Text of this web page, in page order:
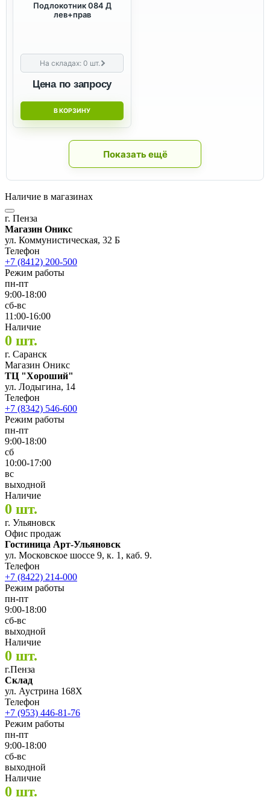
Подлокотник 084 Д
лев+прав
На складах:0 шт.
Цена по запросу
В КОРЗИНУ
Показать ещё
Наличие в магазинах
г. Пенза
Магазин Оникс
ул. Коммунистическая, 32 Б
Телефон
+7 (8412) 200-500
Режим работы
пн-пт
9:00-18:00
сб-вс
11:00-16:00
Наличие
0 шт.
г. Саранск
Магазин Оникс
ТЦ "Хороший"
ул. Лодыгина, 14
Телефон
+7 (8342) 546-600
Режим работы
пн-пт
9:00-18:00
сб
10:00-17:00
вс
выходной
Наличие
0 шт.
г. Ульяновск
Офис продаж
Гостиница Арт-Ульяновск
ул. Московское шоссе 9, к. 1, каб. 9.
Телефон
+7 (8422) 214-000
Режим работы
пн-пт
9:00-18:00
сб-вс
выходной
Наличие
0 шт.
г.Пенза
Склад
ул. Аустрина 168Х
Телефон
+7 (953) 446-81-76
Режим работы
пн-пт
9:00-18:00
сб-вс
выходной
Наличие
0 шт.